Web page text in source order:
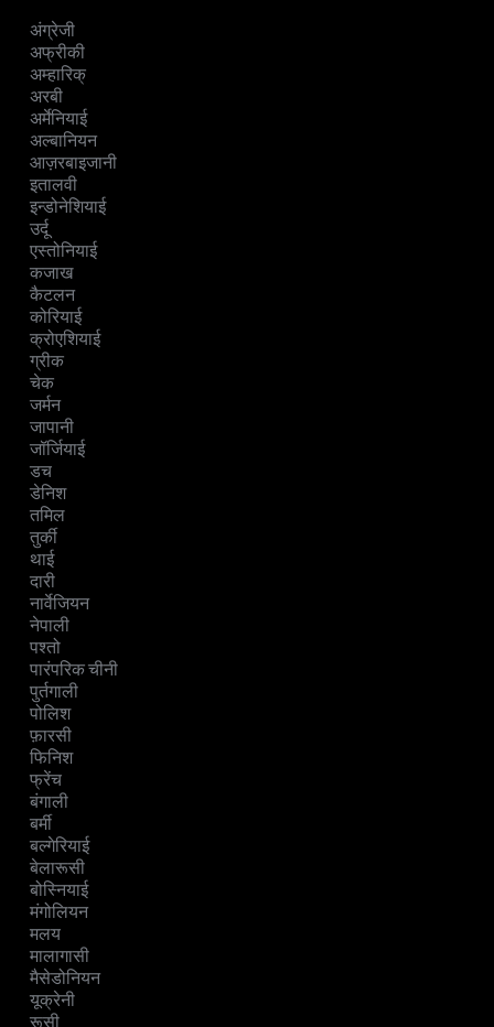
अंग्रेजी
अफ्रीकी
अम्हारिक्
अरबी
अर्मेनियाई
अल्बानियन
आज़रबाइजानी
इतालवी
इन्डोनेशियाई
उर्दू
एस्तोनियाई
कजाख
कैटलन
कोरियाई
क्रोएशियाई
ग्रीक
चेक
जर्मन
जापानी
जॉर्जियाई
डच
डेनिश
तमिल
तुर्की
थाई
दारी
नार्वेजियन
नेपाली
पश्तो
पारंपरिक चीनी
पुर्तगाली
पोलिश
फ़ारसी
फिनिश
फ्रेंच
बंगाली
बर्मी
बल्गेरियाई
बेलारूसी
बोस्नियाई
मंगोलियन
मलय
मालागासी
मैसेडोनियन
यूक्रेनी
रूसी